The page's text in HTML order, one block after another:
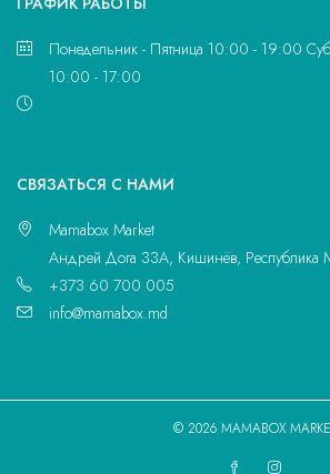
Понедельник - Пятница 10:00 - 19:00
10:00 - 17:00
CВЯЗАТЬСЯ С НАМИ
Mamabox Market
Андрей Дога 33A, Кишинёв, Республика
+373 60 700 005
info@mamabox.md
© 2026 MAMABOX